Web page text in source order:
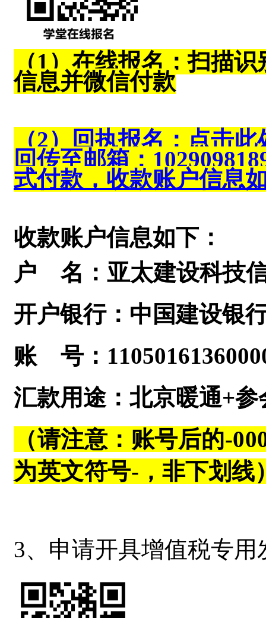
（1 ）在线报名：扫描识
信息并微信付款
（2）回执报名：点击
回传至邮箱：
式付款，收款账户信息
收款账户信息如下：
户 名：亚太建设科
开户银行：中国建设银
账 号：
汇款用途：北京暖通+参
（请注意：账号后的-
为英文符号- ，非下划线
3、申请开具增值税专用